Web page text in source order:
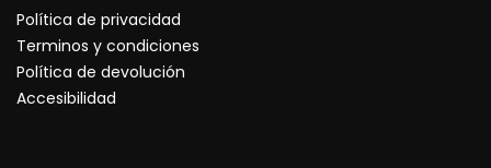
Política de privacidad
Terminos y condiciones
Política de devolución
Accesibilidad